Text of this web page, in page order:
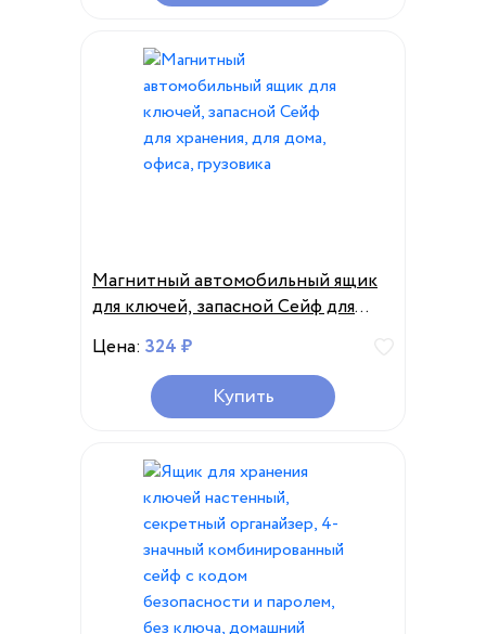
Магнитный автомобильный ящик
для ключей, запасной Сейф для
хранения, для дома, офиса,
грузовика
Цена: 324 ₽
Купить